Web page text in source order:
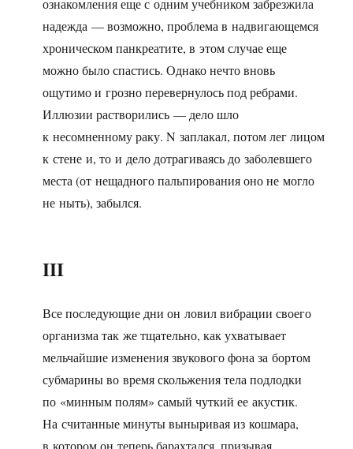
ознакомления еще с одним учебником забрезжила
надежда — возможно, проблема в надвигающемся
хроническом панкреатите, в этом случае еще
можно было спастись. Однако нечто вновь
ощутимо и грозно перевернулось под ребрами.
Иллюзии растворились — дело шло
к несомненному раку. N заплакал, потом лег лицом
к стене и, то и дело дотрагиваясь до заболевшего
места (от нещадного пальпирования оно не могло
не ныть), забылся.
III
Все последующие дни он ловил вибрации своего
организма так же тщательно, как ухватывает
мельчайшие изменения звукового фона за бортом
субмарины во время скольжения тела подлодки
по «минным полям» самый чуткий ее акустик.
На считанные минуты выныривая из кошмара,
в котором он теперь барахтался, призывая